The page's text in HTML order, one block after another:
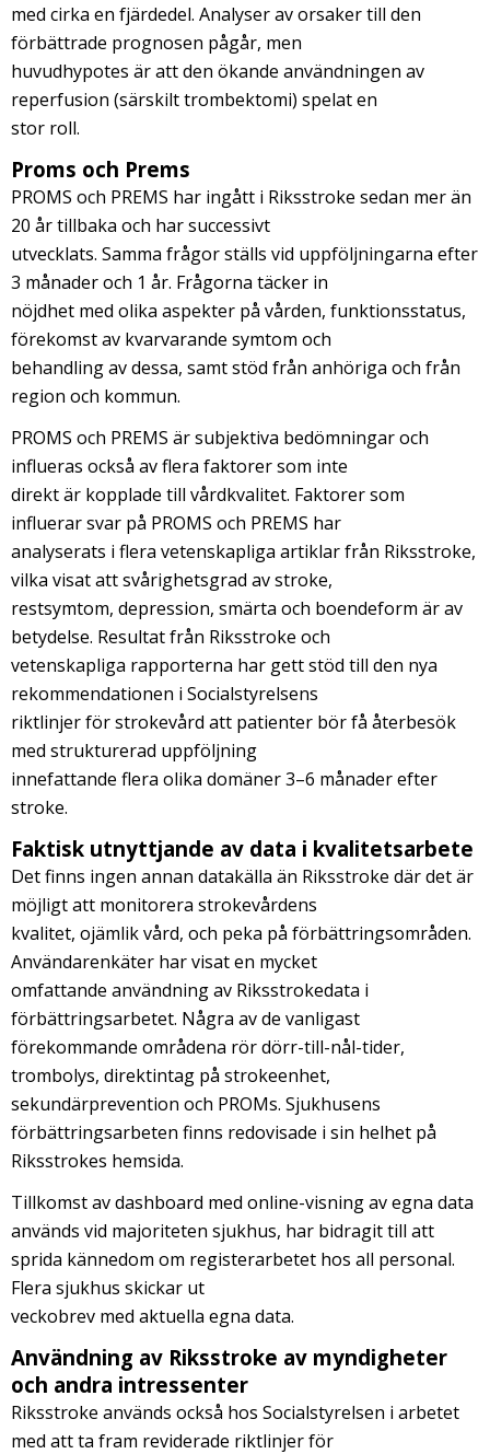
med cirka en fjärdedel. Analyser av orsaker till den
förbättrade prognosen pågår, men
huvudhypotes är att den ökande användningen av
reperfusion (särskilt trombektomi) spelat en
stor roll.
Proms och Prems
PROMS och PREMS har ingått i Riksstroke sedan mer än
20 år tillbaka och har successivt
utvecklats. Samma frågor ställs vid uppföljningarna efter
3 månader och 1 år. Frågorna täcker in
nöjdhet med olika aspekter på vården, funktionsstatus,
förekomst av kvarvarande symtom och
behandling av dessa, samt stöd från anhöriga och från
region och kommun.
PROMS och PREMS är subjektiva bedömningar och
influeras också av flera faktorer som inte
direkt är kopplade till vårdkvalitet. Faktorer som
influerar svar på PROMS och PREMS har
analyserats i flera vetenskapliga artiklar från Riksstroke,
vilka visat att svårighetsgrad av stroke,
restsymtom, depression, smärta och boendeform är av
betydelse. Resultat från Riksstroke och
vetenskapliga rapporterna har gett stöd till den nya
rekommendationen i Socialstyrelsens
riktlinjer för strokevård att patienter bör få återbesök
med strukturerad uppföljning
innefattande flera olika domäner 3–6 månader efter
stroke.
Faktisk utnyttjande av data i kvalitetsarbete
Det finns ingen annan datakälla än Riksstroke där det är
möjligt att monitorera strokevårdens
kvalitet, ojämlik vård, och peka på förbättringsområden.
Användarenkäter har visat en mycket
omfattande användning av Riksstrokedata i
förbättringsarbetet. Några av de vanligast
förekommande områdena rör dörr-till-nål-tider,
trombolys, direktintag på strokeenhet,
sekundärprevention och PROMs. Sjukhusens
förbättringsarbeten finns redovisade i sin helhet på
Riksstrokes hemsida.
Tillkomst av dashboard med online-visning av egna data
används vid majoriteten sjukhus, har bidragit till att
sprida kännedom om registerarbetet hos all personal.
Flera sjukhus skickar ut
veckobrev med aktuella egna data.
Användning av Riksstroke av myndigheter
och andra intressenter
Riksstroke används också hos Socialstyrelsen i arbetet
med att ta fram reviderade riktlinjer för